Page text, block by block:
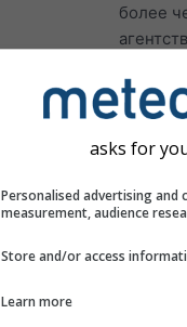
более
asks for
Personalised advertising
measurement, audience
Store and/or access
Learn more